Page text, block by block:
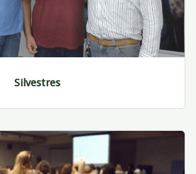
Silvestres